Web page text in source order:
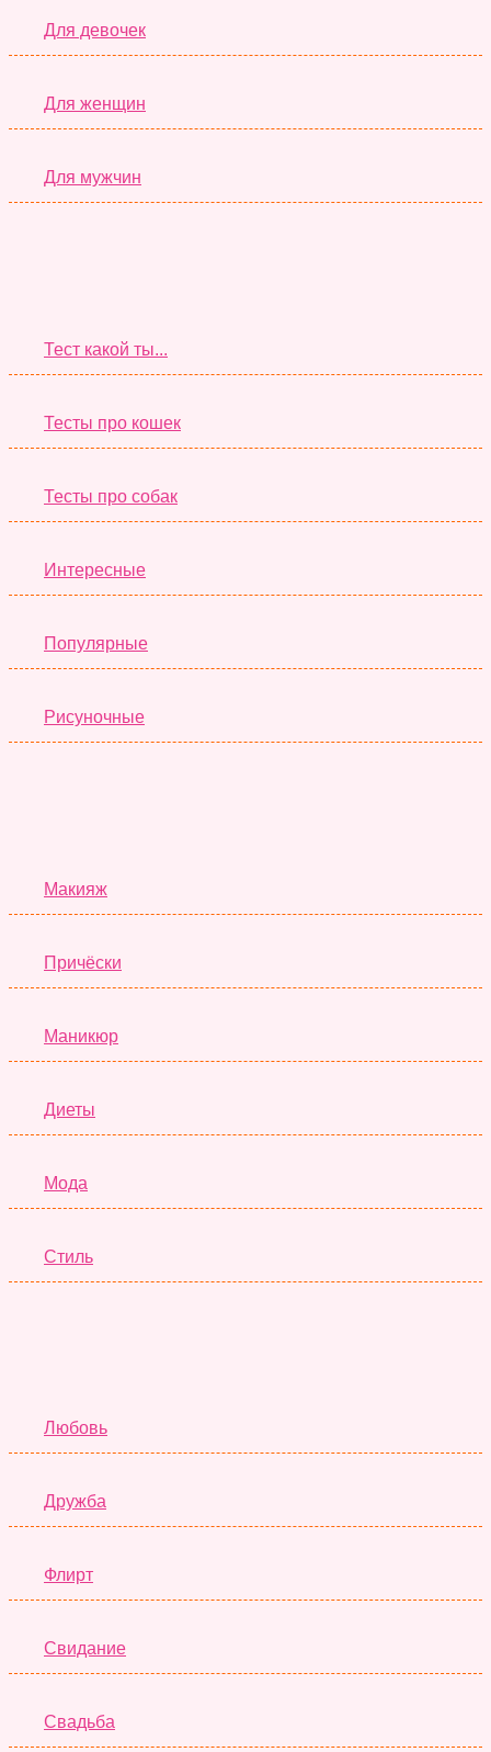
Для девочек
Для женщин
Для мужчин
Тест какой ты...
Тесты про кошек
Тесты про собак
Интересные
Популярные
Рисуночные
Макияж
Причёски
Маникюр
Диеты
Мода
Стиль
Любовь
Дружба
Флирт
Свидание
Свадьба